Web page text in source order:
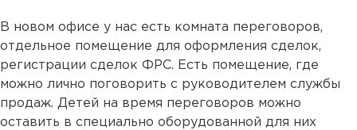
В новом офисе у нас есть комната переговоров,
отдельное помещение для оформления сделок,
регистрации сделок ФРС. Есть помещение, где
можно лично поговорить с руководителем службы
продаж. Детей на время переговоров можно
оставить в специально оборудованной для них